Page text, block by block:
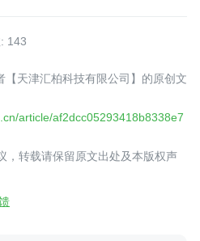
143
天津汇柏科技有限公司】的原创文
article/af2dcc05293418b8338e7
，转载请保留原文出处及本版权声